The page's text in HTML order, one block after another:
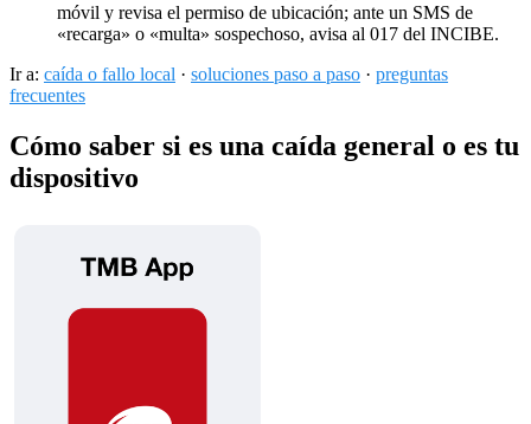
móvil y revisa el permiso de ubicación; ante un SMS de
«recarga» o «multa» sospechoso, avisa al 017 del INCIBE.
Ir a: caída o fallo local · soluciones paso a paso · preguntas
frecuentes
Cómo saber si es una caída general o es tu
dispositivo